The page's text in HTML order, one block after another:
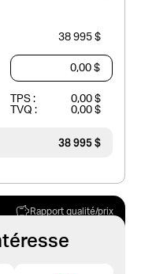
38 995 $
TPS :
0,00 $
TVQ :
0,00 $
38 995 $
Rapport qualité/prix